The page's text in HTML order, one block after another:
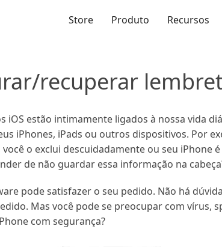
Store Produto Recursos
recuperar
estão intimamente ligados à nossa vida
iPhones, iPads ou outros dispositivos. Por
o exclui descuidadamente ou seu iPhone
de não guardar essa informação na
pode satisfazer o seu pedido. Não há
Mas você pode se preocupar com vírus,
com segurança?